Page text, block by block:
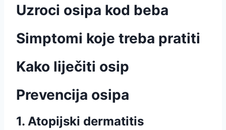
Uzroci osipa kod beba
Simptomi koje treba pratiti
Kako liječiti osip
Prevencija osipa
1. Atopijski dermatitis